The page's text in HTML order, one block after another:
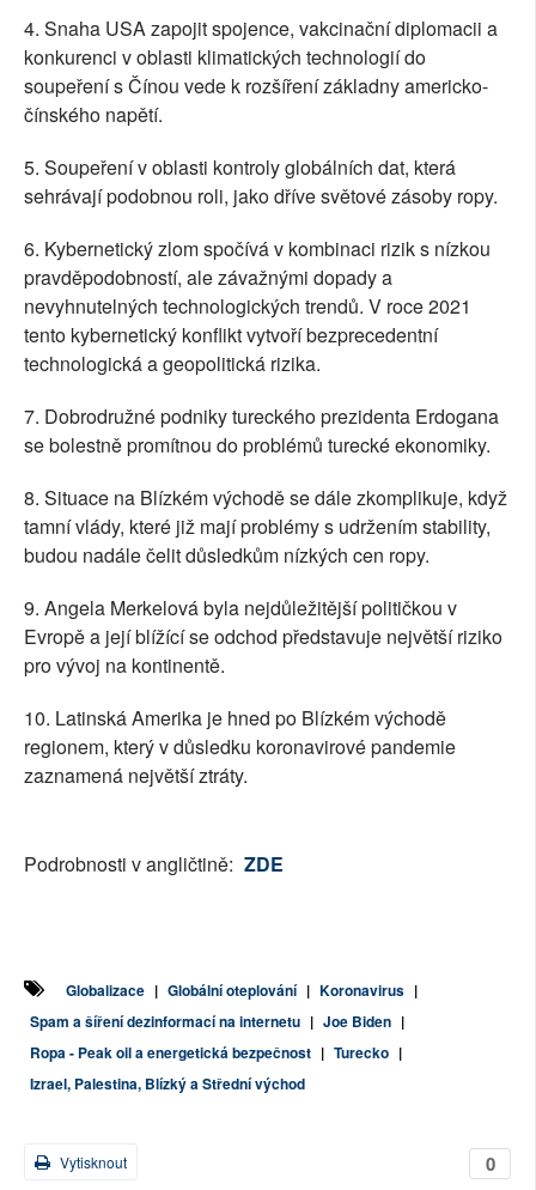
4. Snaha USA zapojit spojence, vakcinační diplomacii a
konkurenci v oblasti klimatických technologií do
soupeření s Čínou vede k rozšíření základny americko-
čínského napětí.
5. Soupeření v oblasti kontroly globálních dat, která
sehrávají podobnou roli, jako dříve světové zásoby ropy.
6. Kybernetický zlom spočívá v kombinaci rizik s nízkou
pravděpodobností, ale závažnými dopady a
nevyhnutelných technologických trendů. V roce 2021
tento kybernetický konflikt vytvoří bezprecedentní
technologická a geopolitická rizika.
7. Dobrodružné podniky tureckého prezidenta Erdogana
se bolestně promítnou do problémů turecké ekonomiky.
8. Situace na Blízkém východě se dále zkomplikuje, když
tamní vlády, které již mají problémy s udržením stability,
budou nadále čelit důsledkům nízkých cen ropy.
9. Angela Merkelová byla nejdůležitější političkou v
Evropě a její blížící se odchod představuje největší riziko
pro vývoj na kontinentě.
10. Latinská Amerika je hned po Blízkém východě
regionem, který v důsledku koronavirové pandemie
zaznamená největší ztráty.
Podrobnosti v angličtině: ZDE
Globalizace | Globální oteplování | Koronavirus |
Spam a šíření dezinformací na internetu | Joe Biden |
Ropa - Peak oil a energetická bezpečnost | Turecko |
Izrael, Palestina, Blízký a Střední východ
0
Vytisknout